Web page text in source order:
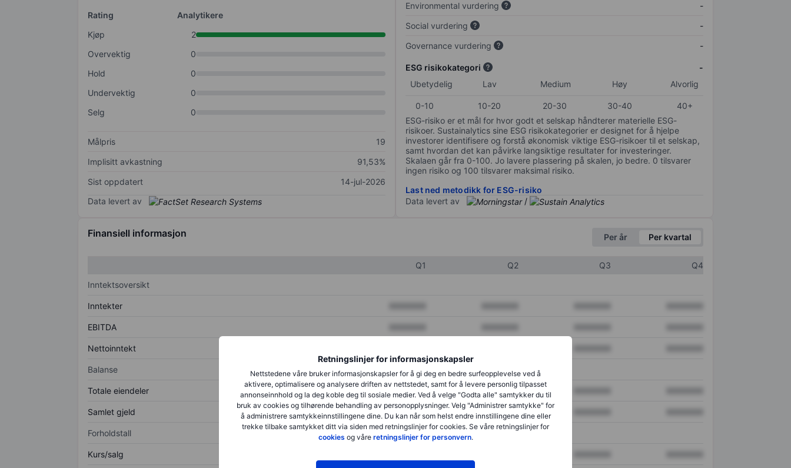
Retningslinjer for informasjonskapsler
Nettstedene våre bruker informasjonskapsler for å gi deg en bedre surfeopplevelse ved å
aktivere, optimalisere og analysere driften av nettstedet, samt for å levere personlig tilpasset
annonseinnhold og la deg koble deg til sosiale medier. Ved å velge "Godta alle" samtykker du til
bruk av cookies og tilhørende behandling av personopplysninger. Velg "Administrer samtykke" for
å administrere samtykkeinnstillingene dine. Du kan når som helst endre innstillingene dine eller
trekke tilbake samtykket ditt via siden med retningslinjer for cookies. Se våre retningslinjer for
cookies og våre retningslinjer for personvern.
Rating
Analytikere
Kjøp
2
Overvektig
0
Hold
0
Undervektig
0
Selg
0
Målpris
19
Implisitt avkastning
91,53%
Sist oppdatert
14-jul-2026
Data levert av
Environmental vurdering
-
Social vurdering
-
Governance vurdering
-
ESG risikokategori
-
Ubetydelig
Lav Medium Høy Alvorlig
0-10 10-20 20-30 30-40
40+
ESG-risiko er et mål for hvor godt et selskap håndterer materielle ESG-
risikoer. Sustainalytics sine ESG risikokategorier er designet for å hjelpe
investorer identifisere og forstå økonomisk viktige ESG-risikoer til et selskap,
samt hvordan det kan påvirke langsiktige resultater for investeringer.
Skalaen går fra 0-100. Jo lavere plassering på skalen, jo bedre. 0 tilsvarer
ingen risiko og 100 tilsvarer maksimal risiko.
Last ned metodikk for ESG-risiko
Data levert av
/
Finansiell informasjon Per år Per kvartal
Q1 Q2 Q3
Q4
Inntektsoversikt
Inntekter
EBITDA
Nettoinntekt
Balanse
Totale eiendeler XXXXXXX XXXXXXX
Samlet gjeld XXXXXXX XXXXXXX
Forholdstall
Kurs/salg